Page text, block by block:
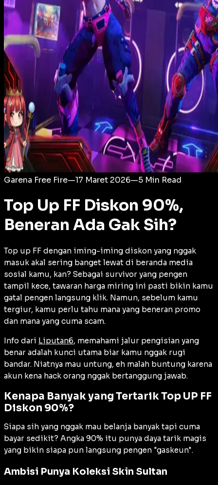
Login
Garena Free Fire—17 Maret 2026—5 Min Read
Top Up FF Diskon 90%,
Beneran Ada Gak Sih?
Top up FF dengan iming-iming diskon yang nggak
masuk akal sering banget lewat di beranda media
sosial kamu, kan? Sebagai survivor yang pengen
tampil kece, tawaran harga miring ini pasti bikin kamu
gatal pengen langsung klik. Namun, sebelum kamu
tergiur, kamu perlu tahu mana yang beneran promo
dan mana yang cuma scam.
Info dari Liputan6, memahami jalur pengisian yang
benar adalah kunci utama biar kamu nggak rugi
bandar. Niatnya mau untung, eh malah buntung karena
akun kena hack orang nggak bertanggung jawab.
Kenapa Banyak yang Tertarik Top UP FF
Diskon 90%?
Siapa sih yang nggak mau belanja banyak tapi cuma
bayar sedikit? Angka 90% itu punya daya tarik magis
yang bikin siapa pun langsung pengen "gaskeun".
Ambisi Punya Koleksi Skin Sultan